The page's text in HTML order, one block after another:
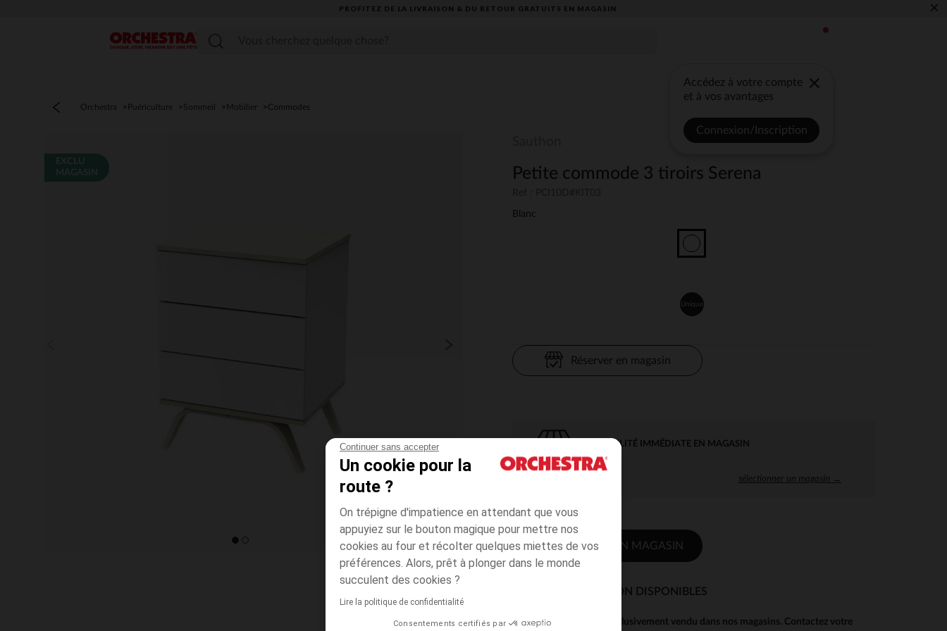
Continuer sans accepter
Un cookie pour la
route ?
On trépigne d'impatience en attendant que vous
appuyiez sur le bouton magique pour mettre nos
cookies au four et récolter quelques miettes de vos
préférences. Alors, prêt à plonger dans le monde
succulent des cookies ?
Lire la politique de confidentialité
Consentements certifiés par
PROFITEZ DE LA LIVRAISON & DU RETOUR GRATUITS EN MAGASIN​ ×
Menu
Accédez à votre compte
et à vos avantages
Connexion/Inscription
Orchestra Puériculture Sommeil Mobilier Commodes
EXCLU
MAGASIN
Petite commode 3 tiroirs Serena
Blanc
Unique
Réserver en magasin
DISPONIBILITÉ IMMÉDIATE EN MAGASIN
sélectionner un magasin →
CONTACTER MON MAGASIN
MODES DE LIVRAISON DISPONIBLES
Ce produit est exclusivement vendu dans nos magasins. Contactez votre